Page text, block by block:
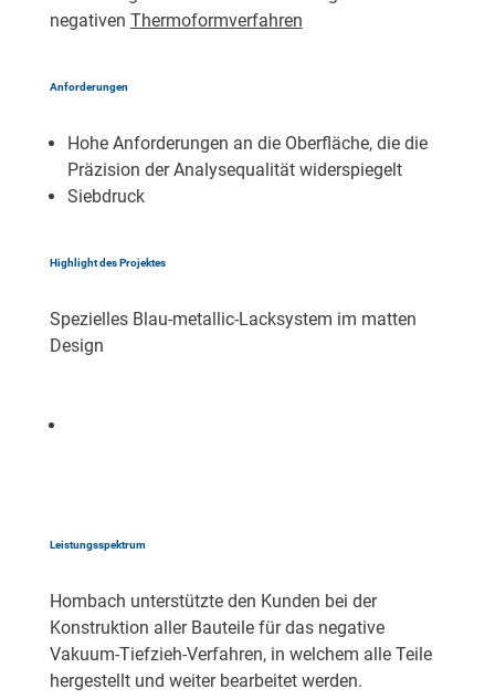
negativen Thermoformverfahren
Anforderungen
Hohe Anforderungen an die Oberfläche, die die
Präzision der Analysequalität widerspiegelt
Siebdruck
Highlight des Projektes
Spezielles Blau-metallic-Lacksystem im matten
Design
Leistungsspektrum
Hombach unterstützte den Kunden bei der
Konstruktion aller Bauteile für das negative
Vakuum-Tiefzieh-Verfahren, in welchem alle Teile
hergestellt und weiter bearbeitet werden.